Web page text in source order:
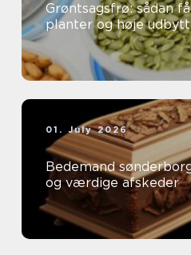
Grøntsagsfrø: sådan
planter og høje
01. July 2026
Bedemand sønderborg støtte,
og værdige afskeder